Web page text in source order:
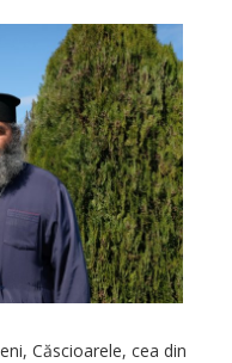
Căscioarele, cea din